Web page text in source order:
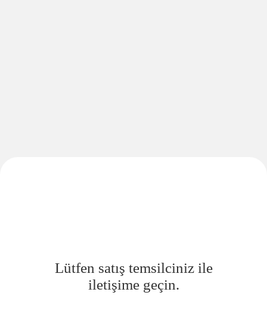
Lütfen satış temsilciniz ile
iletişime geçin.